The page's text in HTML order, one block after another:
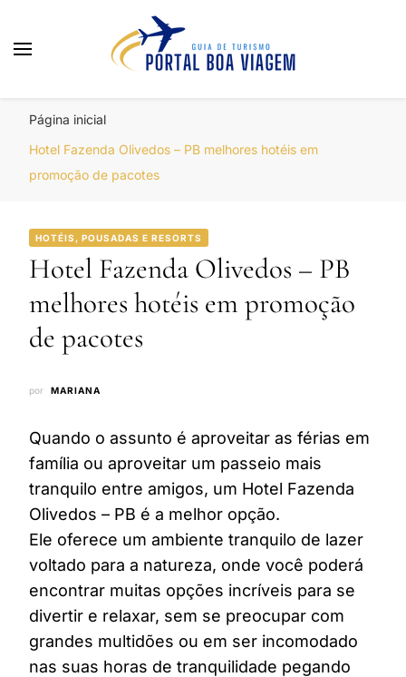
Página inicial
Hotel Fazenda Olivedos – PB melhores hotéis em
promoção de pacotes
HOTÉIS, POUSADAS E RESORTS
Hotel Fazenda Olivedos – PB
melhores hotéis em promoção
de pacotes
por MARIANA
Quando o assunto é aproveitar as férias em
família ou aproveitar um passeio mais
tranquilo entre amigos, um Hotel Fazenda
Olivedos – PB é a melhor opção.
Ele oferece um ambiente tranquilo de lazer
voltado para a natureza, onde você poderá
encontrar muitas opções incríveis para se
divertir e relaxar, sem se preocupar com
grandes multidões ou em ser incomodado
nas suas horas de tranquilidade pegando